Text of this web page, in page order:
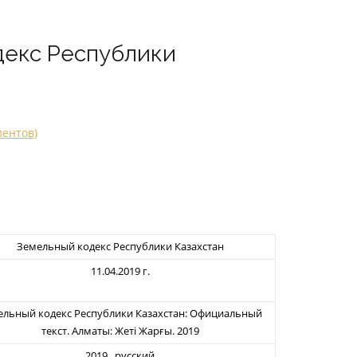
Республики
Земельный кодекс Республики Казахстан
11.04.2019 г.
кодекс Республики Казахстан: Официальный
текст. Алматы: Жеті Жарғы. 2019